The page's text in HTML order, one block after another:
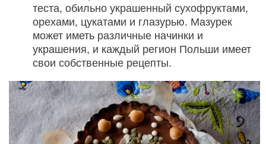
теста, обильно украшенный сухофруктами,
орехами, цукатами и глазурью. Мазурек
может иметь различные начинки и
украшения, и каждый регион Польши имеет
свои собственные рецепты.